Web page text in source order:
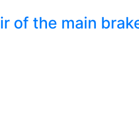
of the main